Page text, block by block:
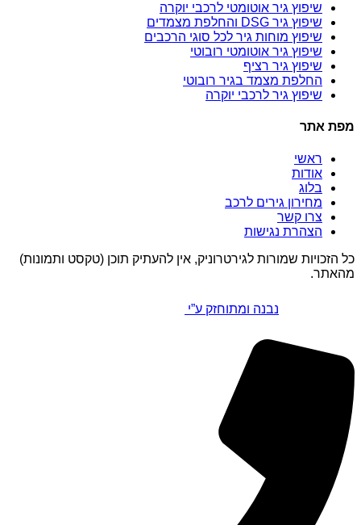
שיפוץ גיר אוטומטי לרכבי יוקרה
שיפוץ גיר DSG והחלפת מצמדים
שיפוץ מוחות גיר לכל סוגי הרכבים
שיפוץ גיר אוטומטי רובוטי
שיפוץ גיר רציף
החלפת מצמד בגיר רובוטי
שיפוץ גיר לרכבי יוקרה
מפת אתר
ראשי
אודות
בלוג
מחירון גירים לרכב
צרו קשר
הצהרת נגישות
כל הזכויות שמורות לגירטרוניק, אין להעתיק תוכן (טקסט ותמונות)
מהאתר.
נבנה ומתוחזק ע”י